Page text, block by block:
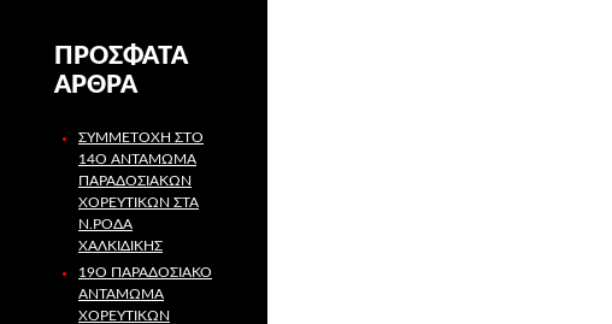
ΠΡΌΣΦΑΤΑ
ΆΡΘΡΑ
ΣΥΜΜΕΤΟΧΉ ΣΤΟ
14Ο ΑΝΤΆΜΩΜΑ
ΠΑΡΑΔΟΣΙΑΚΏΝ
ΧΟΡΕΥΤΙΚΏΝ ΣΤΑ
Ν.ΡΌΔΑ
ΧΑΛΚΙΔΙΚΉΣ
19Ο ΠΑΡΑΔΟΣΙΑΚΌ
ΑΝΤΆΜΩΜΑ
ΧΟΡΕΥΤΙΚΏΝ